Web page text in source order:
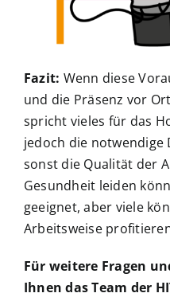
Fazit: Wenn diese
und die Präsenz vor
spricht vieles für das
jedoch die notwendige
sonst die Qualität der
Gesundheit leiden
geeignet, aber viele
Arbeitsweise
Für weitere Fragen
Ihnen das Team der